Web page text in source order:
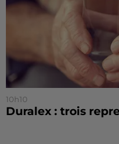
10h10
Duralex : trois